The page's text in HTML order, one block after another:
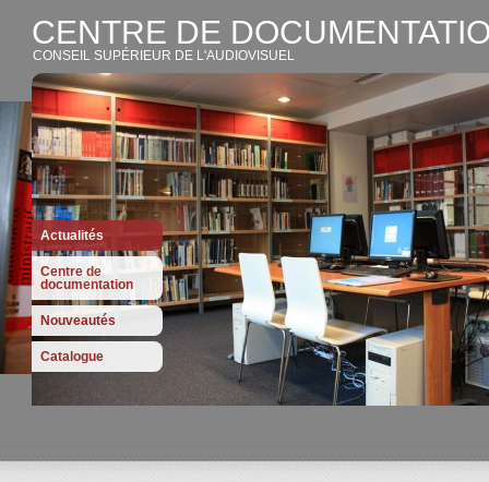
CENTRE DE
CONSEIL SUPÉRIEUR DE L'AUDIOVISUEL
Actualités
Centre de
documentation
Nouveautés
Catalogue